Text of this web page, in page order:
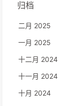
归档
二月 2025
一月 2025
十二月 2024
十一月 2024
十月 2024